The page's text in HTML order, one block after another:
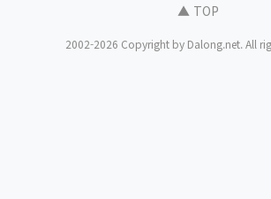
▲ TOP
2002-2026 Copyright by Dalong.net. All